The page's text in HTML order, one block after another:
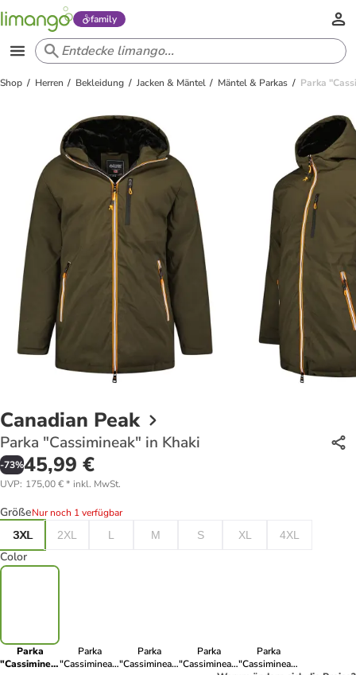
family
Shop Herren Bekleidung Jacken & Mäntel Mäntel & Parkas Parka
Canadian Peak
Parka "Cassimineak" in Khaki
-73%45,99 €
UVP: 175,00 €* inkl. MwSt.
GrößeNur noch 1 verfügbar
3XL
2XL L M S XL 4XL
Color
Parka
"Cassimineak"
Parka
"Cassimineak"
Parka
"Cassimineak"
Parka
"Cassimineak"
Parka
"Cassimineak"